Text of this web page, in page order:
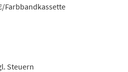
Farbbandkassette
Steuern